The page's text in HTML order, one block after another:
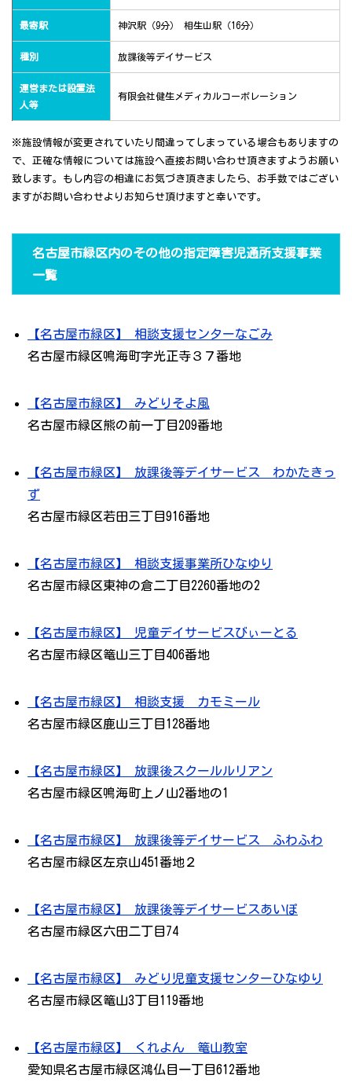
最寄駅 神沢駅（9分） 相生山駅（16分）
種別 放課後等デイサービス
運営または設置法
人等
有限会社健生メディカルコーポレーション
※施設情報が変更されていたり間違ってしまっている場合もありますの
で、正確な情報については施設へ直接お問い合わせ頂きますようお願い
致します。もし内容の相違にお気づき頂きましたら、お手数ではござい
ますがお問い合わせよりお知らせ頂けますと幸いです。
名古屋市緑区内のその他の指定障害児通所支援事業
一覧
【名古屋市緑区】 相談支援センターなごみ
名古屋市緑区鳴海町字光正寺３７番地
【名古屋市緑区】 みどりそよ風
名古屋市緑区熊の前一丁目209番地
【名古屋市緑区】 放課後等デイサービス わかたきっ
ず
名古屋市緑区若田三丁目916番地
【名古屋市緑区】 相談支援事業所ひなゆり
名古屋市緑区東神の倉二丁目2260番地の2
【名古屋市緑区】 児童デイサービスびぃーとる
名古屋市緑区篭山三丁目406番地
【名古屋市緑区】 相談支援 カモミール
名古屋市緑区鹿山三丁目128番地
【名古屋市緑区】 放課後スクールルリアン
名古屋市緑区鳴海町上ノ山2番地の1
【名古屋市緑区】 放課後等デイサービス ふわふわ
名古屋市緑区左京山451番地２
【名古屋市緑区】 放課後等デイサービスあいぽ
名古屋市緑区六田二丁目74
【名古屋市緑区】 みどり児童支援センターひなゆり
名古屋市緑区篭山3丁目119番地
【名古屋市緑区】 くれよん 篭山教室
愛知県名古屋市緑区鴻仏目一丁目612番地